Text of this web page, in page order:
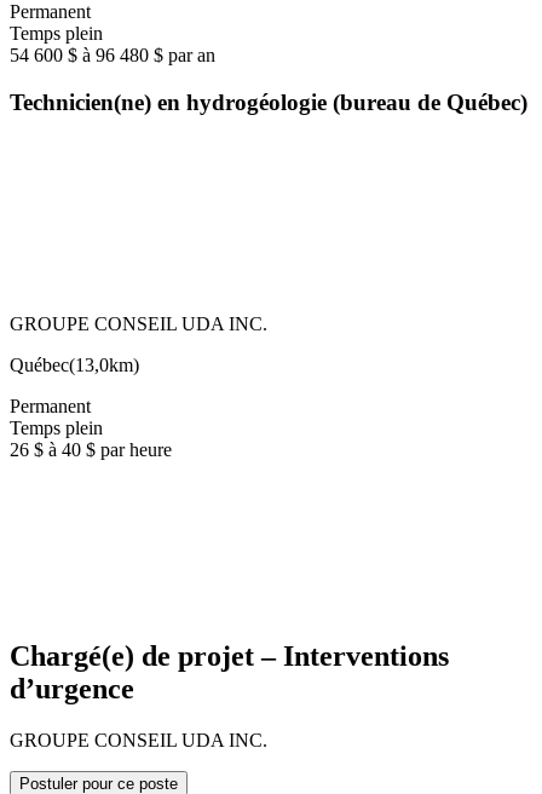
Permanent
Temps plein
54 600 $ à 96 480 $ par an
Technicien(ne) en hydrogéologie (bureau de Québec)
GROUPE CONSEIL UDA INC.
Québec(13,0km)
Permanent
Temps plein
26 $ à 40 $ par heure
Chargé(e) de projet – Interventions
d’urgence
GROUPE CONSEIL UDA INC.
Postuler pour ce poste